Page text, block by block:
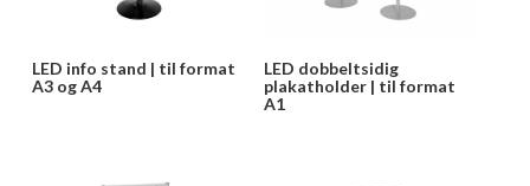
LED info stand | til format
A3 og A4
LED dobbeltsidig
plakatholder | til format
A1